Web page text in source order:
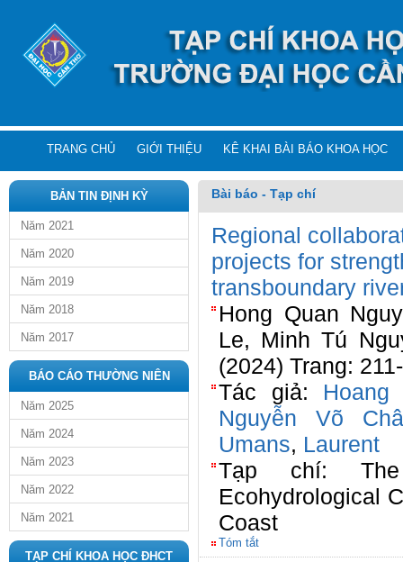
TRANG CHỦ GIỚI THIỆU KÊ KHAI BÀI BÁO KHOA HỌC
BẢN TIN ĐỊNH KỲ
Năm 2021
Năm 2020
Năm 2019
Năm 2018
Năm 2017
BÁO CÁO THƯỜNG NIÊN
Năm 2025
Năm 2024
Năm 2023
Năm 2022
Năm 2021
TẠP CHÍ KHOA HỌC ĐHCT
Bài báo - Tạp chí
Regional
projects for
transboundary
Hong Quan
Le, Minh Tú
(2024) Trang:
Tác giả: Hoang
Nguyễn Võ
Umans, Laurent
Tạp chí:
Ecohydrological
Coast
Tóm tắt